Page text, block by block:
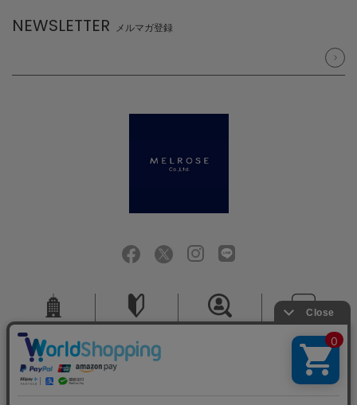
NEWSLETTER メルマガ登録
会社概要 お問い合せ
ご利用規約 特定商取引法に基づく表記